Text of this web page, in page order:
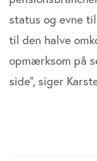
status og evne
til den halve
opmærksom på
side”, siger